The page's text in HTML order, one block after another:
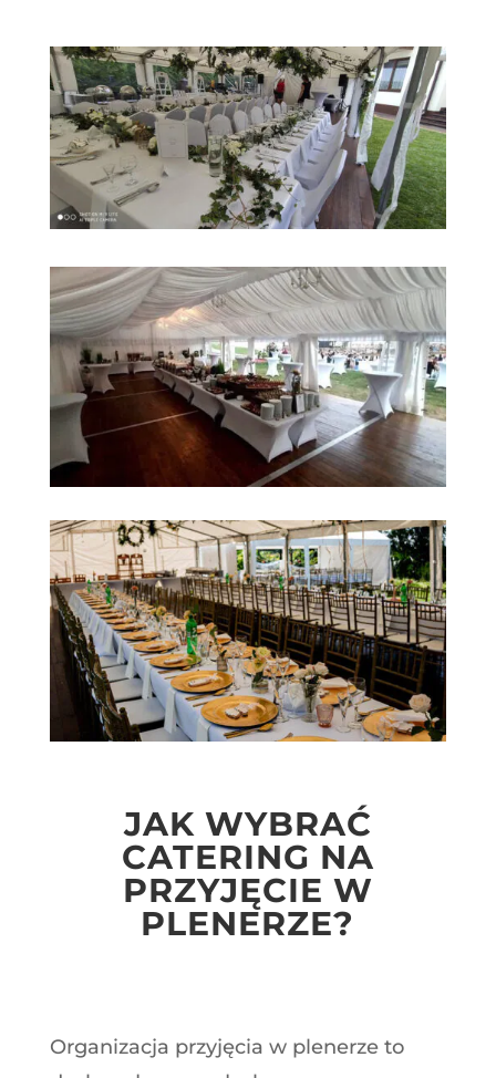
JAK WYBRAĆ
CATERING NA
PRZYJĘCIE W
PLENERZE?
Organizacja przyjęcia w plenerze to